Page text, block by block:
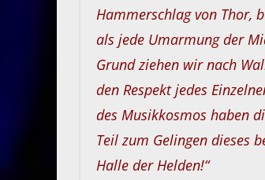
Hammerschlag von Thor,
als jede Umarmung der
Grund ziehen wir nach
den Respekt jedes
des Musikkosmos haben
Teil zum Gelingen dieses
Halle der Helden!“